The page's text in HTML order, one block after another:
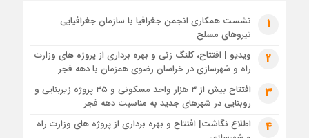
1 سال قبل
ببینید|بازدید میدانی و نشست تخصصی با حضور مدیران دفاتر
فنی و شهرسازی سازمان ملی زمین و مسکن به‌منظور رفع موانع
پروژه ۳۰۰۰ واحدی نهضت ملی مسکن داراب
1 سال قبل
تعامل میان دستگاه‌های خدمات‌رسان، محور نشست مدیرکل راه و
شهرسازی و مدیرعامل برق مشهد
1
نشست همکاری انجمن جغرافیا با سازمان جغرافیایی
نیروهای مسلح
2
ویدیو | افتتاح، کلنگ زنی و بهره برداری از پروژه های وزارت
راه و شهرسازی در خراسان رضوی همزمان با دهه فجر
3
افتتاح بیش از ۳ هزار واحد مسکونی و ۳۵ پروژه زیربنایی و
روبنایی در شهرهای جدید به مناسبت دهه فجر
4
اطلاع نگاشت| افتتاح و بهره برداری از پروژه های وزارت راه